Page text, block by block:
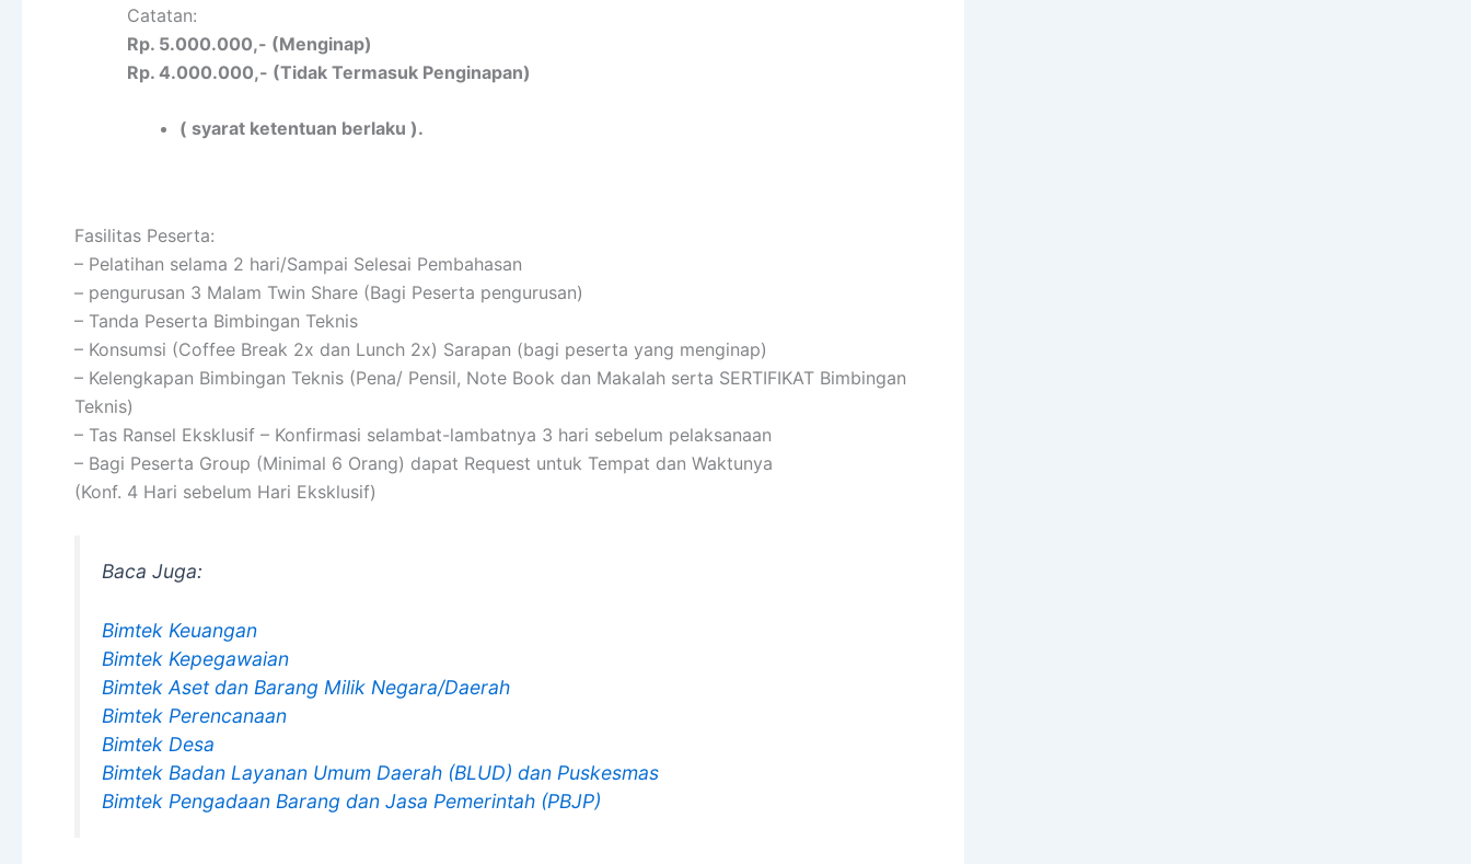
Catatan:
Rp. 5.000.000,- (Menginap)
Rp. 4.000.000,- (Tidak Termasuk Penginapan)
( syarat ketentuan berlaku ).
Fasilitas Peserta:
– Pelatihan selama 2 hari/Sampai Selesai Pembahasan
– pengurusan 3 Malam Twin Share (Bagi Peserta pengurusan)
– Tanda Peserta Bimbingan Teknis
– Konsumsi (Coffee Break 2x dan Lunch 2x) Sarapan (bagi peserta yang menginap)
– Kelengkapan Bimbingan Teknis (Pena/ Pensil, Note Book dan Makalah serta SERTIFIKAT Bimbingan
Teknis)
– Tas Ransel Eksklusif – Konfirmasi selambat-lambatnya 3 hari sebelum pelaksanaan
– Bagi Peserta Group (Minimal 6 Orang) dapat Request untuk Tempat dan Waktunya
(Konf. 4 Hari sebelum Hari Eksklusif)
Baca Juga:
Bimtek Keuangan
Bimtek Kepegawaian
Bimtek Aset dan Barang Milik Negara/Daerah
Bimtek Perencanaan
Bimtek Desa
Bimtek Badan Layanan Umum Daerah (BLUD) dan Puskesmas
Bimtek Pengadaan Barang dan Jasa Pemerintah (PBJP)